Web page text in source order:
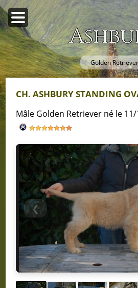
Golden Retriever
CH. ASHBURY STANDING
mâle Golden Retriever né le
❮